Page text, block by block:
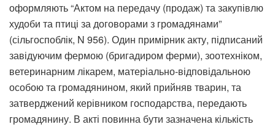
оформляють “Актом на передачу (продаж) та закупівлю
худоби та птиці за договорами з громадянами”
(сільгоспоблік, N 956). Один примірник акту, підписаний
завідуючим фермою (бригадиром ферми), зоотехніком,
ветеринарним лікарем, матеріально-відповідальною
особою та громадянином, який прийняв тварин, та
затверджений керівником господарства, передають
громадянину. В акті повинна бути зазначена кількість